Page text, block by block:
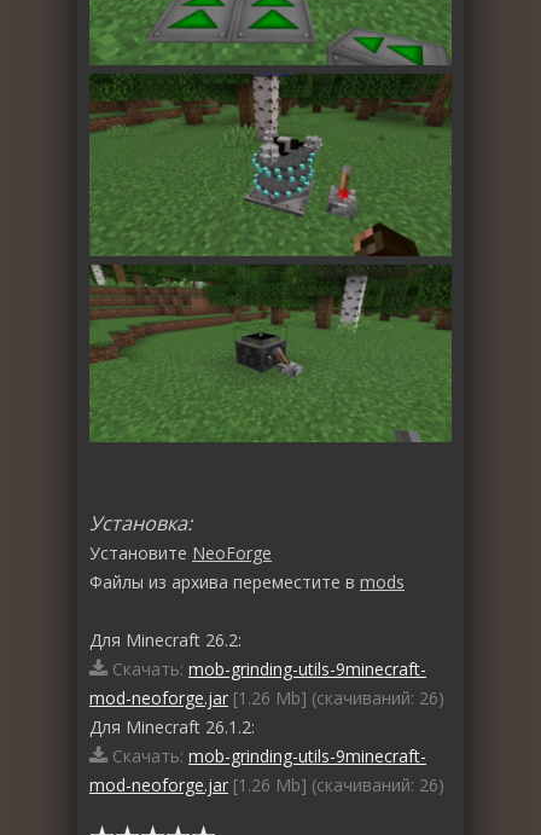
Установка:
Установите NeoForge
Файлы из архива переместите в mods
Для Minecraft 26.2:
Скачать: mob-grinding-utils-9minecraft-
mod-neoforge.jar [1.26 Mb] (cкачиваний: 26)
Для Minecraft 26.1.2:
Скачать: mob-grinding-utils-9minecraft-
mod-neoforge.jar [1.26 Mb] (cкачиваний: 26)